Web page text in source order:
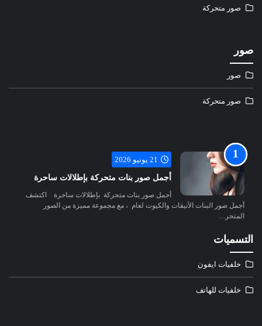
صور متحركة
صور
صور
صور متحركة
21 يونيو 2026
أجمل صور بنات متحركة بإطلالات ساحرة
أجمل صور بنات متحركة بإطلالات ساحرة اكتشف
أجمل صور البنات الأنيقات والكيوت لعام ، مع مجموعة مميزة من الصور
المتحر…
التسميات
خلفيات ايفون
خلفيات للهاتف